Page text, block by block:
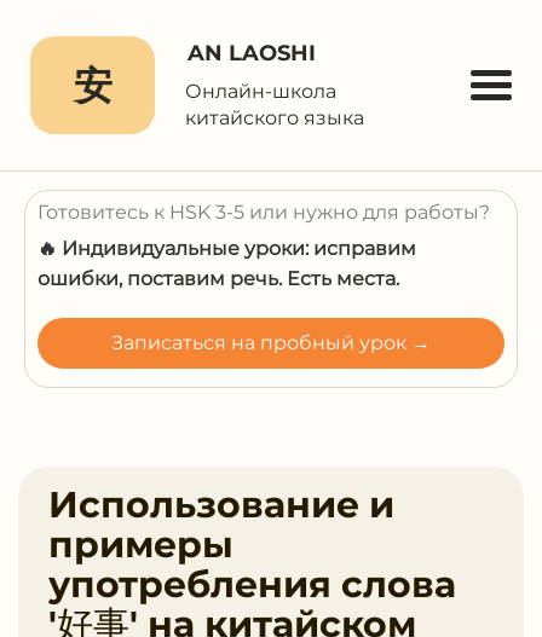
安
AN LAOSHI
Онлайн-школа
китайского языка
Готовитесь к HSK 3-5 или нужно для работы?
🔥 Индивидуальные уроки: исправим
ошибки, поставим речь. Есть места.
Записаться на пробный урок →
Использование и
примеры
употребления слова
'好事' на китайском